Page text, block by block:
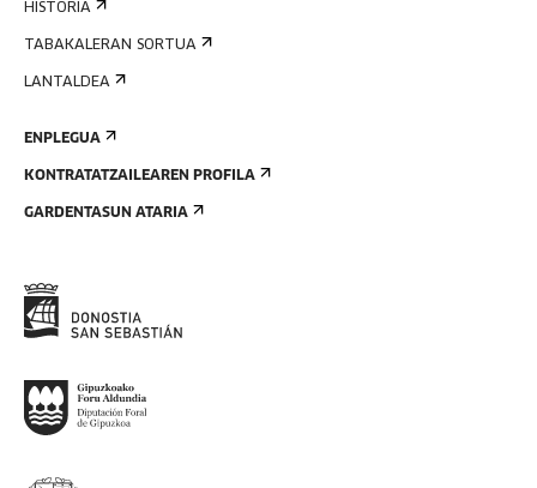
HISTORIA
TABAKALERAN SORTUA
LANTALDEA
ENPLEGUA
KONTRATATZAILEAREN PROFILA
GARDENTASUN ATARIA